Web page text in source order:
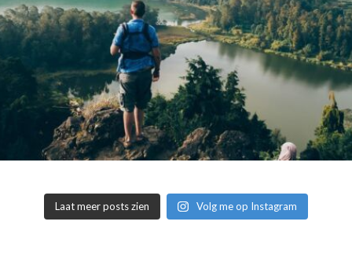
Laat meer posts zien Volg me op Instagram